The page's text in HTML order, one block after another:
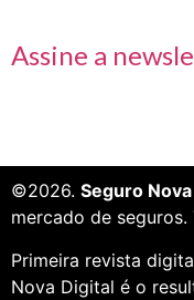
Assine a
©2026. Seguro
mercado de
Primeira revista
Nova Digital é o